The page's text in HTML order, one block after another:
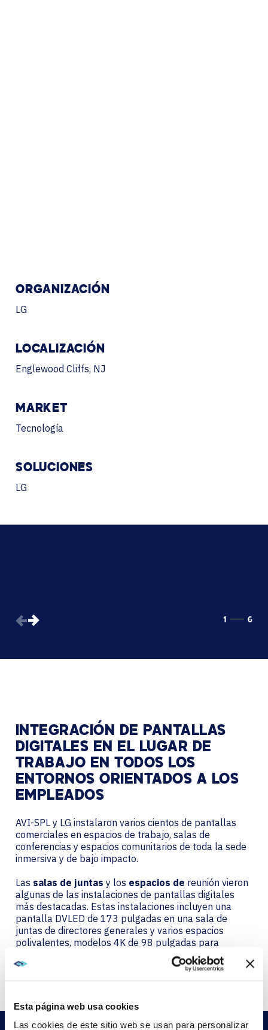
Esta página web usa cookies
Las cookies de este sitio web se usan para personalizar
ORGANIZACIÓN
LG
LOCALIZACIÓN
Englewood Cliffs, NJ
MARKET
Tecnología
SOLUCIONES
LG
1 6
INTEGRACIÓN DE PANTALLAS
DIGITALES EN EL LUGAR DE
TRABAJO EN TODOS LOS
ENTORNOS ORIENTADOS A LOS
EMPLEADOS
AVI-SPL y LG instalaron varios cientos de pantallas
comerciales en espacios de trabajo, salas de
conferencias y espacios comunitarios de toda la sede
inmersiva y de bajo impacto.
Las salas de juntas y los espacios de reunión vieron
algunas de las instalaciones de pantallas digitales
más destacadas. Estas instalaciones incluyen una
pantalla DVLED de 173 pulgadas en una sala de
juntas de directores generales y varios espacios
polivalentes, modelos 4K de 98 pulgadas para
grandes salas de conferencias, y pantallas de 86 y 55
pulgadas en espacios medianos y de reunión.